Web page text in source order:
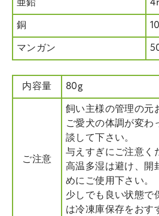
亜鉛
銅
マンガン
内容量 80g
ご注意
飼い主様の管理の元
ご愛犬の体調が変わ
談して下さい。
与えすぎにご注意く
高温多湿は避け、開
めにご使用下さい。
少しでも良い状態で
は冷凍庫保存をおす